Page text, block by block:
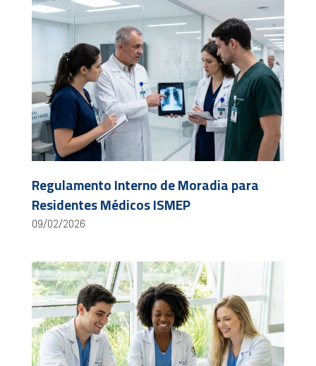
Regulamento Interno de Moradia para
Residentes Médicos ISMEP
09/02/2026